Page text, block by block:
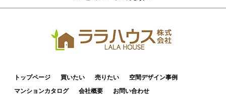
トップページ 買いたい 売りたい
空間デザイン事例
マンションカタログ
会社概要 お問い合わせ